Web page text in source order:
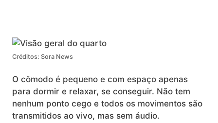
Créditos: Sora News
O cômodo é pequeno e com espaço apenas
para dormir e relaxar, se conseguir. Não tem
nenhum ponto cego e todos os movimentos são
transmitidos ao vivo, mas sem áudio.